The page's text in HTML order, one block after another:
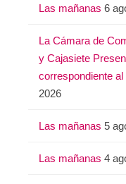
Las mañanas 6
La Cámara de
y Cajasiete
correspondiente
2026
Las mañanas 5
Las mañanas 4